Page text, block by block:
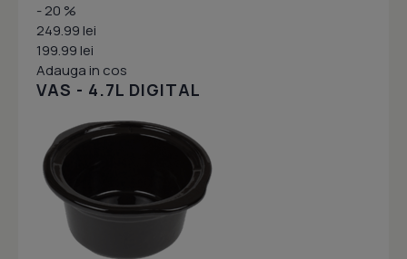
- 20 %
249.99 lei
199.99 lei
Adauga in cos
VAS - 4.7L DIGITAL